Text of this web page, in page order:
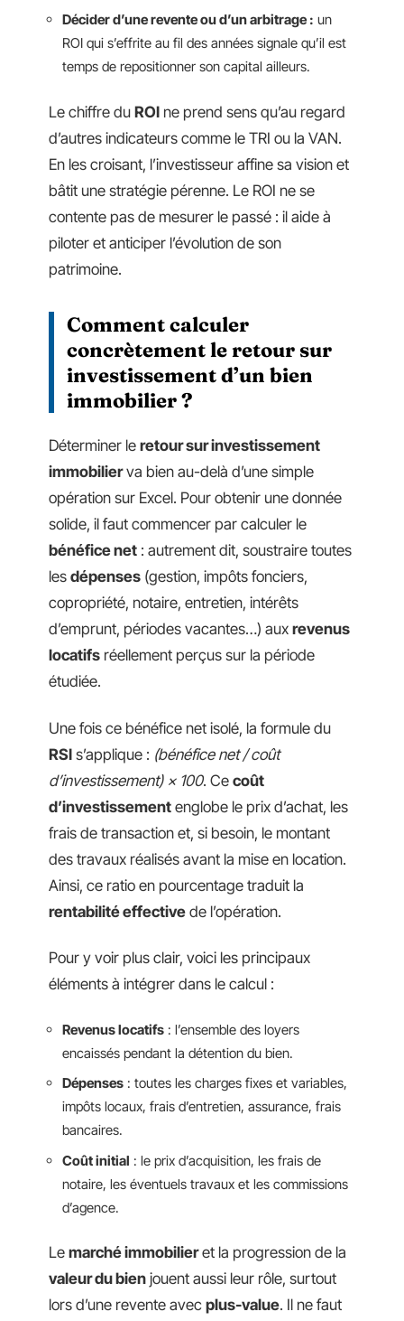
Décider d’une revente ou d’un arbitrage : un
ROI qui s’effrite au fil des années signale qu’il est
temps de repositionner son capital ailleurs.
Le chiffre du ROI ne prend sens qu’au regard
d’autres indicateurs comme le TRI ou la VAN.
En les croisant, l’investisseur affine sa vision et
bâtit une stratégie pérenne. Le ROI ne se
contente pas de mesurer le passé : il aide à
piloter et anticiper l’évolution de son
patrimoine.
Comment calculer
concrètement le retour sur
investissement d’un bien
immobilier ?
Déterminer le retour sur investissement
immobilierva bien au-delà d’une simple
opération sur Excel. Pour obtenir une donnée
solide, il faut commencer par calculer le
bénéfice net : autrement dit, soustraire toutes
les dépenses (gestion, impôts fonciers,
copropriété, notaire, entretien, intérêts
d’emprunt, périodes vacantes…) aux revenus
locatifs réellement perçus sur la période
étudiée.
Une fois ce bénéfice net isolé, la formule du
RSI s’applique : (bénéfice net / coût
d’investissement) × 100. Ce coût
d’investissement englobe le prix d’achat, les
frais de transaction et, si besoin, le montant
des travaux réalisés avant la mise en location.
Ainsi, ce ratio en pourcentage traduit la
rentabilité effective de l’opération.
Pour y voir plus clair, voici les principaux
éléments à intégrer dans le calcul :
Revenus locatifs : l’ensemble des loyers
encaissés pendant la détention du bien.
Dépenses : toutes les charges fixes et variables,
impôts locaux, frais d’entretien, assurance, frais
bancaires.
Coût initial : le prix d’acquisition, les frais de
notaire, les éventuels travaux et les commissions
d’agence.
Le marché immobilieret la progression de la
valeur du bien jouent aussi leur rôle, surtout
lors d’une revente avec plus-value. Il ne faut